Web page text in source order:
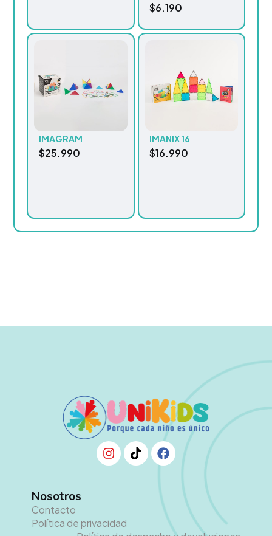
$6.190
IMAGRAM
$25.990
IMANIX 16
$16.990
Nosotros
Contacto
Política de privacidad